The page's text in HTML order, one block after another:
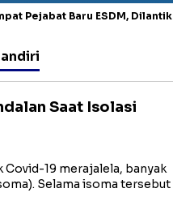
Baru ESDM, Dilantik Bahlil
Saat Isolasi
Covid-19 merajalela, banyak
Selama isoma tersebut